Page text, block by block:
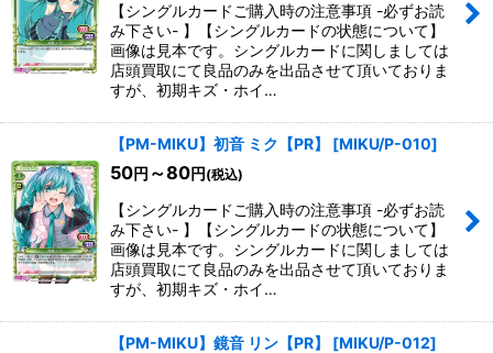
【シングルカードご購入時の注意事項 -必ずお読
み下さい- 】【シングルカードの状態について】
画像は見本です。シングルカードに関しましては
店頭買取にて良品のみを出品させて頂いておりま
すが、初期キズ・ホイ…
【PM-MIKU】初音 ミク【PR】 [MIKU/P-010]
50円 ～80円 (税込)
【シングルカードご購入時の注意事項 -必ずお読
み下さい- 】【シングルカードの状態について】
画像は見本です。シングルカードに関しましては
店頭買取にて良品のみを出品させて頂いておりま
すが、初期キズ・ホイ…
【PM-MIKU】鏡音 リン【PR】 [MIKU/P-012]